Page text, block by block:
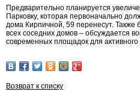
Предварительно планируется
Парковку, которая первоначально
дома Кирпичной, 59 перенесут. Также
всех соседних домов – обсуждается
современных площадок для
Возврат к списку